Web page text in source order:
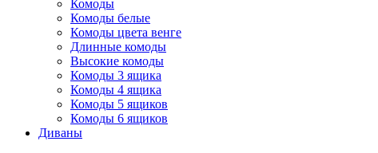
Комоды
Комоды белые
Комоды цвета венге
Длинные комоды
Высокие комоды
Комоды 3 ящика
Комоды 4 ящика
Комоды 5 ящиков
Комоды 6 ящиков
Диваны